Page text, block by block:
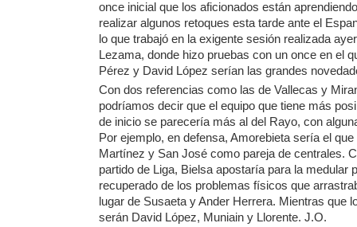
once inicial que los aficionados están
realizar algunos retoques esta tarde ante el
lo que trabajó en la exigente sesión realizada
Lezama, donde hizo pruebas con un once en el
Pérez y David López serían las grandes
Con dos referencias como las de Vallecas y
podríamos decir que el equipo que tiene más
de inicio se parecería más al del Rayo, con
Por ejemplo, en defensa, Amorebieta sería el
Martínez y San José como pareja de centrales.
partido de Liga, Bielsa apostaría para la medular
recuperado de los problemas físicos que
lugar de Susaeta y Ander Herrera. Mientras que
serán David López, Muniain y Llorente. J.O.